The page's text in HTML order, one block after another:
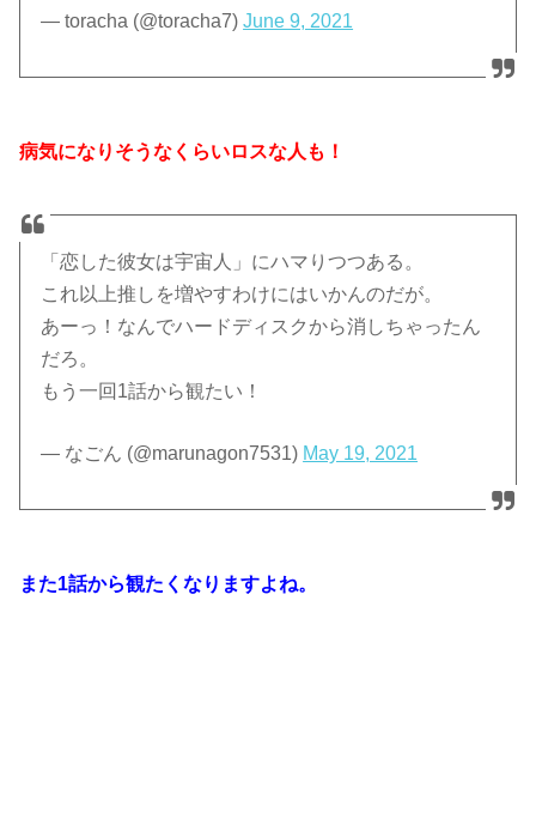
— toracha (@toracha7)June 9, 2021
病気になりそうなくらいロスな人も！
「恋した彼女は宇宙人」にハマりつつある。
これ以上推しを増やすわけにはいかんのだが。
あーっ！なんでハードディスクから消しちゃったん
だろ。
もう一回1話から観たい！
— なごん (@marunagon7531) May 19, 2021
また1話から観たくなりますよね。